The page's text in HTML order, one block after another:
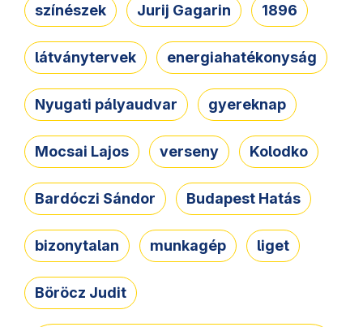
színészek Jurij Gagarin 1896
látványtervek energiahatékonyság
Nyugati pályaudvar gyereknap
Mocsai Lajos verseny Kolodko
Bardóczi Sándor Budapest Hatás
bizonytalan munkagép liget
Böröcz Judit